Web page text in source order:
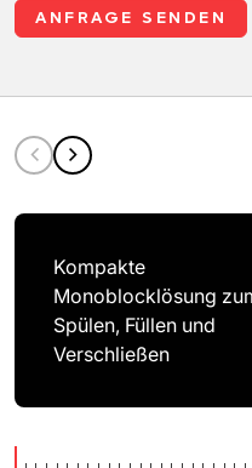
ANFRAGE SENDEN
Kompakte
Monoblocklösung
Spülen, Füllen und
Verschließen